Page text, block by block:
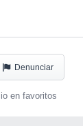
Denunciar
en favoritos